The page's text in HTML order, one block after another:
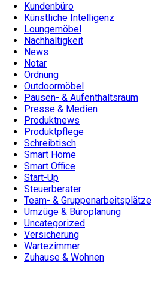
Kundenbüro
Künstliche Intelligenz
Loungemöbel
Nachhaltigkeit
News
Notar
Ordnung
Outdoormöbel
Pausen- & Aufenthaltsraum
Presse & Medien
Produktnews
Produktpflege
Schreibtisch
Smart Home
Smart Office
Start-Up
Steuerberater
Team- & Gruppenarbeitsplätze
Umzüge & Büroplanung
Uncategorized
Versicherung
Wartezimmer
Zuhause & Wohnen